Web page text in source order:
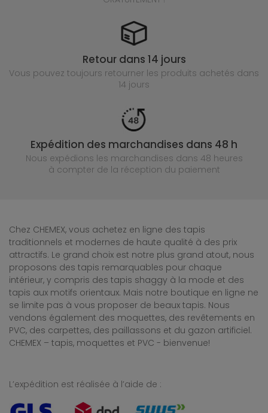
Retour dans 14 jours
Vous pouvez toujours retourner les produits achetés dans
14 jours
Expédition des marchandises dans 48 h
Nous expédions les marchandises dans 48 heures
à compter de la réception du paiement
Chez CHEMEX, vous achetez en ligne des tapis
traditionnels et modernes de haute qualité à des prix
attractifs. Le grand choix est notre plus grand atout, nous
proposons des tapis remarquables pour chaque
intérieur, y compris des tapis shaggy à la mode et des
tapis aux motifs orientaux. Mais notre boutique en ligne ne
se limite pas à vous proposer de beaux tapis. Nous
vendons également des moquettes, des revêtements en
PVC, des carpettes, des paillassons et du gazon artificiel.
CHEMEX – tapis, moquettes et PVC - bienvenue!
L’expédition est réalisée à l’aide de :